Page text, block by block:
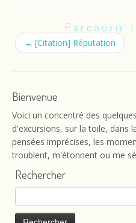
Parcourir
← [Citation] Réputation
Bienvenue
Voici un concentré des
d'excursions, sur la toile, dans
pensées imprécises, les
troublent, m'étonnent ou me
Rechercher
Rechercher :